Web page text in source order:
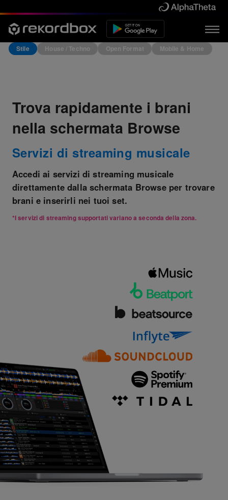
Stile House / Techno Open Format Mobile & Home
Trova rapidamente i brani
nella schermata Browse
Servizi di streaming musicale
Accedi ai servizi di streaming musicale
direttamente dalla schermata Browse per trovare
brani e inserirli nei tuoi set.
*I servizi di streaming supportati variano a seconda della zona.